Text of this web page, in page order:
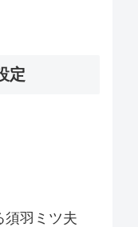
定
須羽ミツ夫